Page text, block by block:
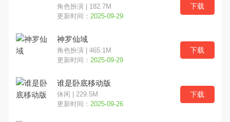
角色扮演 | 182.7M
更新时间： 2025-09-29
下载
神罗仙域
角色扮演 | 465.1M
更新时间： 2025-09-29
下载
谁是卧底移动版
休闲 | 229.5M
更新时间： 2025-09-26
下载